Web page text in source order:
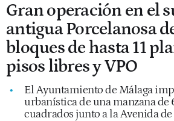
Gran operación en el
antigua Porcelanosa
bloques de hasta 11
pisos libres y VPO
El Ayuntamiento de Málaga
urbanística de una manzana
cuadrados junto a la Avenida de